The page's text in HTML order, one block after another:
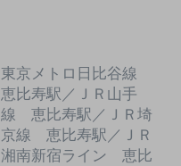
東京メトロ日比谷線
恵比寿駅／ＪＲ山手
線 恵比寿駅／ＪＲ埼
京線 恵比寿駅／ＪＲ
湘南新宿ライン 恵比